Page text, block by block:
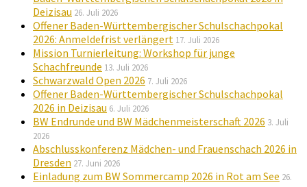
Deizisau 26. Juli 2026
Offener Baden-Württembergischer Schulschachpokal
2026: Anmeldefrist verlängert 17. Juli 2026
Mission Turnierleitung: Workshop für junge
Schachfreunde 13. Juli 2026
Schwarzwald Open 2026 7. Juli 2026
Offener Baden-Württembergischer Schulschachpokal
2026 in Deizisau 6. Juli 2026
BW Endrunde und BW Mädchenmeisterschaft 2026 3. Juli
2026
Abschlusskonferenz Mädchen- und Frauenschach 2026 in
Dresden 27. Juni 2026
Einladung zum BW Sommercamp 2026 in Rot am See 26.